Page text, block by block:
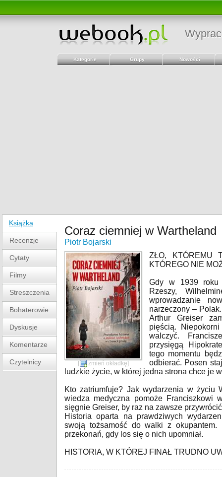
Kategorie Grupy Nowości
Książka
Recenzje
Cytaty
Filmy
Streszczenia
Bohaterowie
Dyskusje
Komentarze
Czytelnicy
Coraz ciemniej w Wartheland
Piotr Bojarski
[ zmień okładkę]
ZŁO, KTÓREMU
KTÓREGO NIE
Gdy w 1939 roku
Rzeszy,
wprowadzanie
narzeczony –
Arthur Greiser
pięścią.
walczyć.
przysięgą
tego momentu
odbierać. Posen
ludzkie życie, w której jedna strona chce je
Kto zatriumfuje? Jak wydarzenia w życiu
wiedza medyczna pomoże
sięgnie Greiser, by raz na zawsze
Historia oparta na prawdziwych
swoją tożsamość do walki z
przekonań, gdy los się o nich upomniał.
HISTORIA, W KTÓREJ FINAŁ TRUDNO